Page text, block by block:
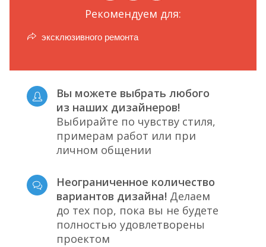
Рекомендуем для:
эксклюзивного ремонта
Вы можете выбрать любого
из наших дизайнеров!
Выбирайте по чувству стиля,
примерам работ или при
личном общении
Неограниченное количество
вариантов дизайна! Делаем
до тех пор, пока вы не будете
полностью удовлетворены
проектом